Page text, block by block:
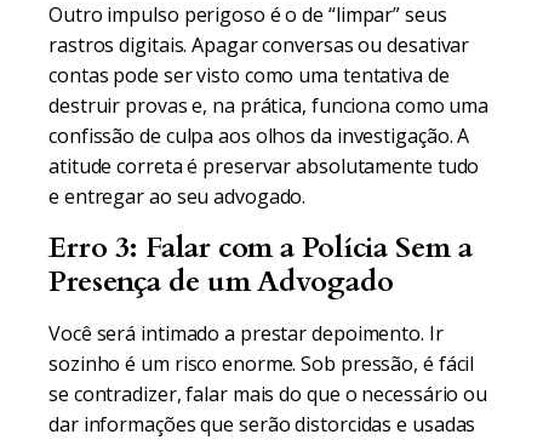
Outro impulso perigoso é o de “limpar” seus
rastros digitais. Apagar conversas ou desativar
contas pode ser visto como uma tentativa de
destruir provas e, na prática, funciona como uma
confissão de culpa aos olhos da investigação. A
atitude correta é preservar absolutamente tudo
e entregar ao seu advogado.
Erro 3: Falar com a Polícia Sem a
Presença de um Advogado
Você será intimado a prestar depoimento. Ir
sozinho é um risco enorme. Sob pressão, é fácil
se contradizer, falar mais do que o necessário ou
dar informações que serão distorcidas e usadas